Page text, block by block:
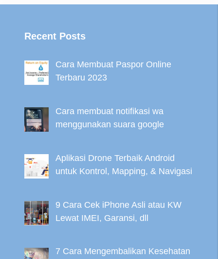
Recent Posts
Cara Membuat Paspor Online
Terbaru 2023
Cara membuat notifikasi wa
menggunakan suara google
Aplikasi Drone Terbaik Android
untuk Kontrol, Mapping, & Navigasi
9 Cara Cek iPhone Asli atau KW
Lewat IMEI, Garansi, dll
7 Cara Mengembalikan Kesehatan